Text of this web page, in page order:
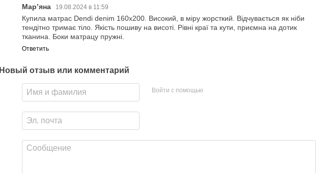
Марʼяна 19.08.2024 в 11:59
Купила матрас Dendi denim 160х200. Високий, в міру жорсткий. Відчувається як ніби
тендітно тримає тіло. Якість пошиву на висоті. Рівні краї та кути, приємна на дотик
тканина. Боки матрацу пружні.
Ответить
Новый отзыв или комментарий
Войти с помощью